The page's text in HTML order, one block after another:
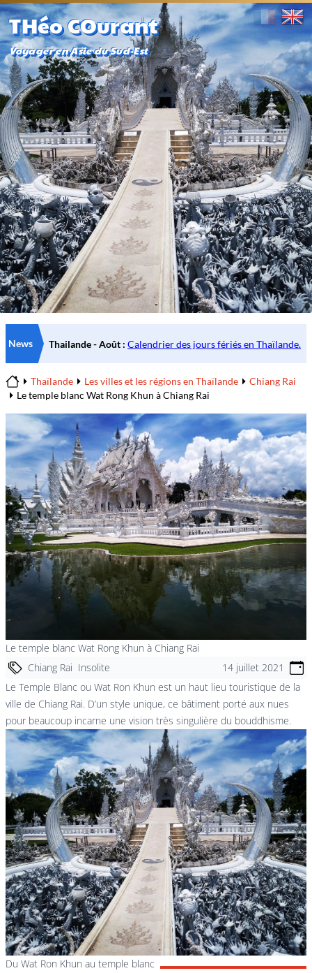
THéo COurant
Voyager en Asie du Sud-Est
News
Home
Thaïlande Les villes et les régions en Thaïlande
Chiang Rai
Le temple blanc Wat Rong Khun à Chiang Rai
Le temple blanc Wat Rong Khun à Chiang Rai
Chiang Rai Insolite
14 juillet 2021
Le Temple Blanc ou Wat Ron Khun est un haut lieu touristique de la
ville de Chiang Rai. D’un style unique, ce bâtiment porté aux nues
pour beaucoup incarne une vision très singulière du bouddhisme.
Du Wat Ron Khun au temple blanc